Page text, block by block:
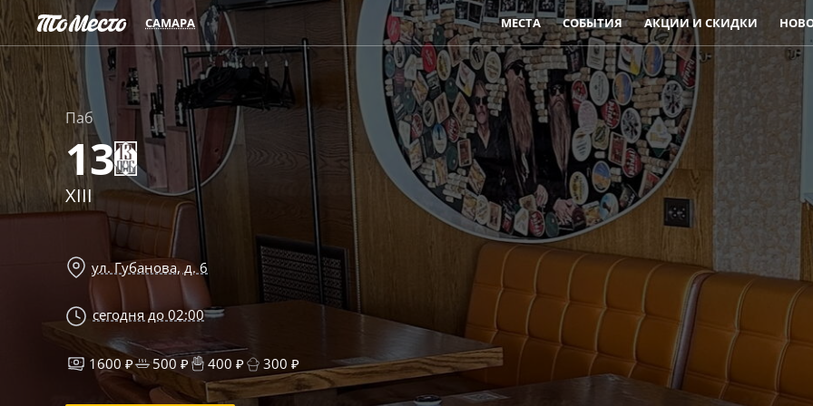
САМАРА МЕСТА СОБЫТИЯ АКЦИИ И СКИДКИ
Паб
13
XIII
ул. Губанова, д. 6
сегодня до 02:00
1600 ₽ 500 ₽ 400 ₽ 300 ₽